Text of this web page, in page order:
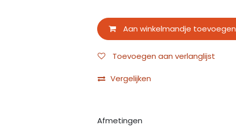
Aan winkelmandje toevoegen
Toevoegen aan verlanglijst
Vergelijken
Afmetingen